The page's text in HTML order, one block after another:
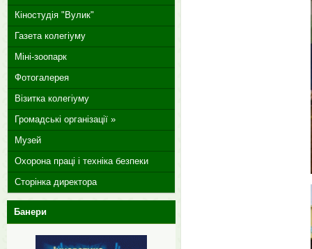
Кіностудія "Вулик"
Газета колегіуму
Міні-зоопарк
Фотогалерея
Візитка колегіуму
Громадські організації »
Музей
Охорона праці і техніка безпеки
Сторінка директора
Банери